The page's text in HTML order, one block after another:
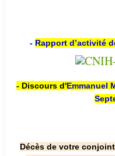
- Rapport d’activité
- Discours d'Emmanuel
Décès de votre